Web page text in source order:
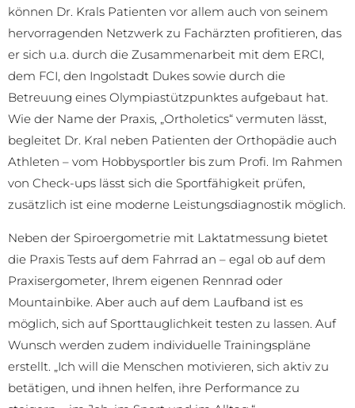
können Dr. Krals Patienten vor allem auch von seinem
hervorragenden Netzwerk zu Fachärzten profitieren, das
er sich u.a. durch die Zusammenarbeit mit dem ERCI,
dem FCI, den Ingolstadt Dukes sowie durch die
Betreuung eines Olympiastützpunktes aufgebaut hat.
Wie der Name der Praxis, „Ortholetics“ vermuten lässt,
begleitet Dr. Kral neben Patienten der Orthopädie auch
Athleten – vom Hobbysportler bis zum Profi. Im Rahmen
von Check-ups lässt sich die Sportfähigkeit prüfen,
zusätzlich ist eine moderne Leistungsdiagnostik möglich.
Neben der Spiroergometrie mit Laktatmessung bietet
die Praxis Tests auf dem Fahrrad an – egal ob auf dem
Praxisergometer, Ihrem eigenen Rennrad oder
Mountainbike. Aber auch auf dem Laufband ist es
möglich, sich auf Sporttauglichkeit testen zu lassen. Auf
Wunsch werden zudem individuelle Trainingspläne
erstellt. „Ich will die Menschen motivieren, sich aktiv zu
betätigen, und ihnen helfen, ihre Performance zu